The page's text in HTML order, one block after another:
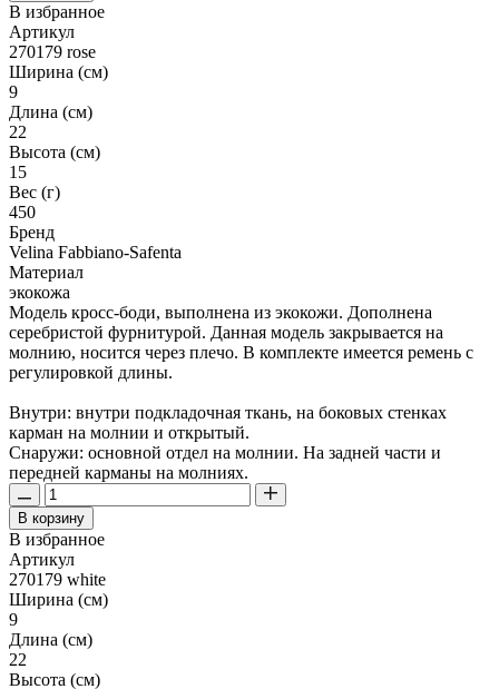
В избранное
Артикул
270179 rose
Ширина (см)
9
Длина (см)
22
Высота (см)
15
Вес (г)
450
Бренд
Velina Fabbiano-Safenta
Материал
экокожа
Модель кросс-боди, выполнена из экокожи. Дополнена
серебристой фурнитурой. Данная модель закрывается на
молнию, носится через плечо. В комплекте имеется ремень с
регулировкой длины.
Внутри: внутри подкладочная ткань, на боковых стенках
карман на молнии и открытый.
Снаружи: основной отдел на молнии. На задней части и
передней карманы на молниях.
В корзину
В избранное
Артикул
270179 white
Ширина (см)
9
Длина (см)
22
Высота (см)